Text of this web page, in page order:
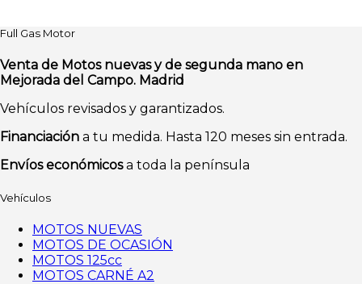
Full Gas Motor
Venta de Motos nuevas y de segunda mano en
Mejorada del Campo. Madrid
Vehículos revisados y garantizados.
Financiación a tu medida. Hasta 120 meses sin entrada.
Envíos económicosa toda la península
Vehículos
MOTOS NUEVAS
MOTOS DE OCASIÓN
MOTOS 125cc
MOTOS CARNÉ A2